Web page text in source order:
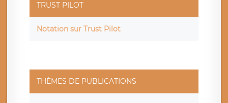
TRUST PILOT
Notation sur Trust Pilot
THÈMES DE PUBLICATIONS